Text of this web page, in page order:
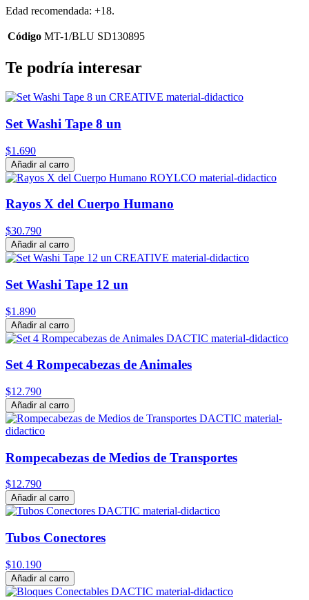
Edad recomendada: +18.
Código MT-1/BLU SD130895
Te podría interesar
Set Washi Tape 8 un
$1.690
Añadir al carro
Rayos X del Cuerpo Humano
$30.790
Añadir al carro
Set Washi Tape 12 un
$1.890
Añadir al carro
Set 4 Rompecabezas de Animales
$12.790
Añadir al carro
Rompecabezas de Medios de Transportes
$12.790
Añadir al carro
Tubos Conectores
$10.190
Añadir al carro